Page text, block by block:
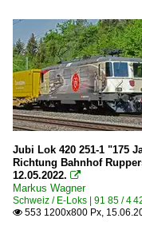
Jubi Lok 420 251-1 "175
Richtung Bahnhof
12.05.2022. 
Markus Wagner
Schweiz / E-Loks | 91 85 /
 553 1200x800 Px,